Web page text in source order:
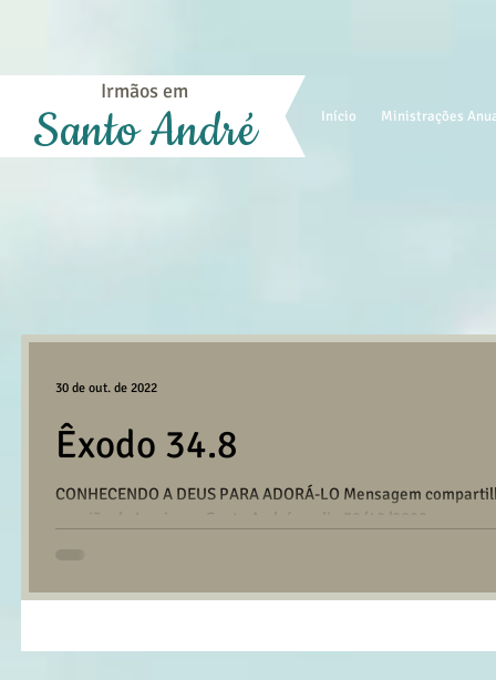
Início Ministrações
Irmãos em
Santo André
Êxodo 34.8
CONHECENDO A DEUS PARA ADORÁ-LO Mensagem
reunião da Igreja em Santo André no dia 30/10/2022....
30 de out. de 2022